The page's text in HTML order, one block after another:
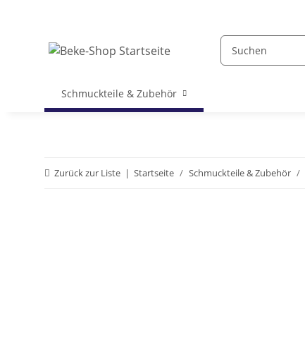
Schmuckteile & Zubehör
Zurück zur Liste Startseite Schmuckteile & Zubehör